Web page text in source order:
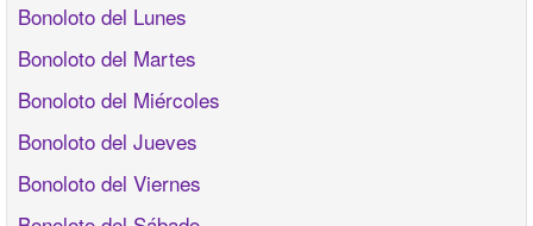
Bonoloto del Lunes
Bonoloto del Martes
Bonoloto del Miércoles
Bonoloto del Jueves
Bonoloto del Viernes